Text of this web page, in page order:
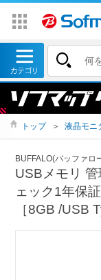
トップ ＞ 液晶モニ
BUFFALO(バッファロ
USBメモリ
ェック1年保
［8GB /USB